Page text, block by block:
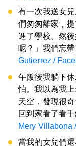
有一次我送女
們匆匆離家，
進了學校。然
呢？」我們忘
Gutierrez /
午飯後我躺下
怕。我以為我
天空，發現很
回到家看了看
Mery Villabona
當我的女兒們